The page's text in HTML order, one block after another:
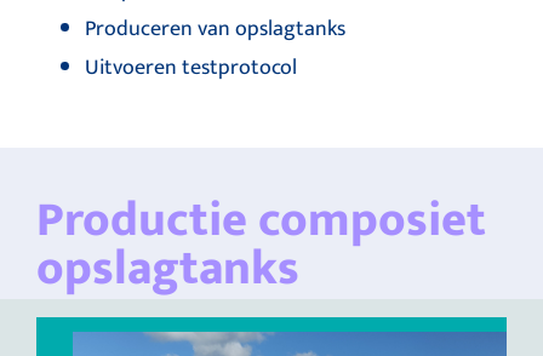
Produceren van opslagtanks
Uitvoeren testprotocol
Productie composiet
opslagtanks